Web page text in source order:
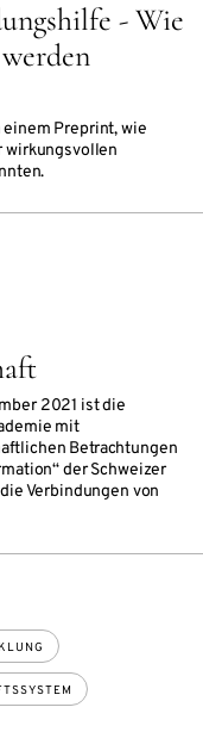
- Wie
Preprint, wie
wirkungsvollen
2021 ist die
mit
Betrachtungen
der Schweizer
Verbindungen von